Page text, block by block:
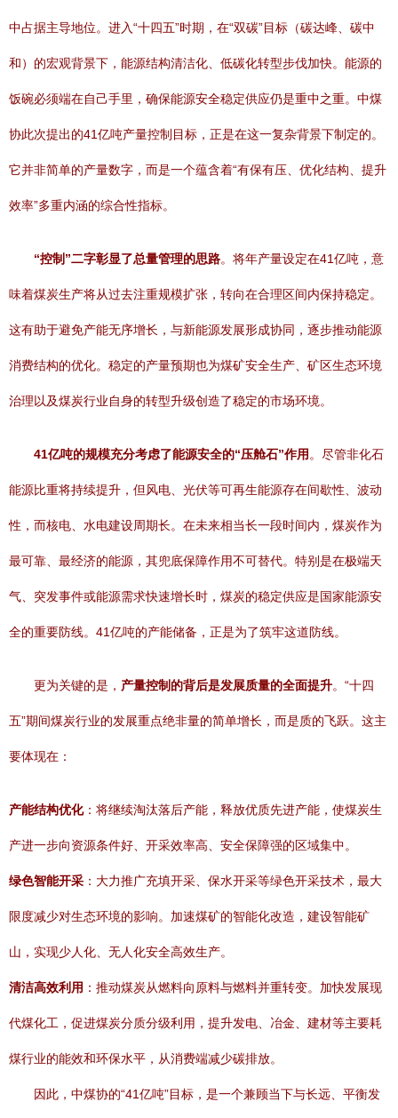
中占据主导地位。进入“十四五”时期，在“双碳”目标（碳达峰、碳中
和）的宏观背景下，能源结构清洁化、低碳化转型步伐加快。能源的
饭碗必须端在自己手里，确保能源安全稳定供应仍是重中之重。中煤
协此次提出的41亿吨产量控制目标，正是在这一复杂背景下制定的。
它并非简单的产量数字，而是一个蕴含着“有保有压、优化结构、提升
效率”多重内涵的综合性指标。
“控制”二字彰显了总量管理的思路。将年产量设定在41亿吨，意
味着煤炭生产将从过去注重规模扩张，转向在合理区间内保持稳定。
这有助于避免产能无序增长，与新能源发展形成协同，逐步推动能源
消费结构的优化。稳定的产量预期也为煤矿安全生产、矿区生态环境
治理以及煤炭行业自身的转型升级创造了稳定的市场环境。
41亿吨的规模充分考虑了能源安全的“压舱石”作用 。尽管非化石
能源比重将持续提升，但风电、光伏等可再生能源存在间歇性、波动
性，而核电、水电建设周期长。在未来相当长一段时间内，煤炭作为
最可靠、最经济的能源，其兜底保障作用不可替代。特别是在极端天
气、突发事件或能源需求快速增长时，煤炭的稳定供应是国家能源安
全的重要防线。41亿吨的产能储备，正是为了筑牢这道防线。
更为关键的是， 产量控制的背后是发展质量的全面提升。“十四
五”期间煤炭行业的发展重点绝非量的简单增长，而是质的飞跃。这主
要体现在：
产能结构优化：将继续淘汰落后产能，释放优质先进产能，使煤炭生
产进一步向资源条件好、开采效率高、安全保障强的区域集中。
绿色智能开采 ：大力推广充填开采、保水开采等绿色开采技术，最大
限度减少对生态环境的影响。加速煤矿的智能化改造，建设智能矿
山，实现少人化、无人化安全高效生产。
清洁高效利用 ：推动煤炭从燃料向原料与燃料并重转变。加快发展现
代煤化工，促进煤炭分质分级利用，提升发电、冶金、建材等主要耗
煤行业的能效和环保水平，从消费端减少碳排放。
因此，中煤协的“41亿吨”目标，是一个兼顾当下与长远、平衡发